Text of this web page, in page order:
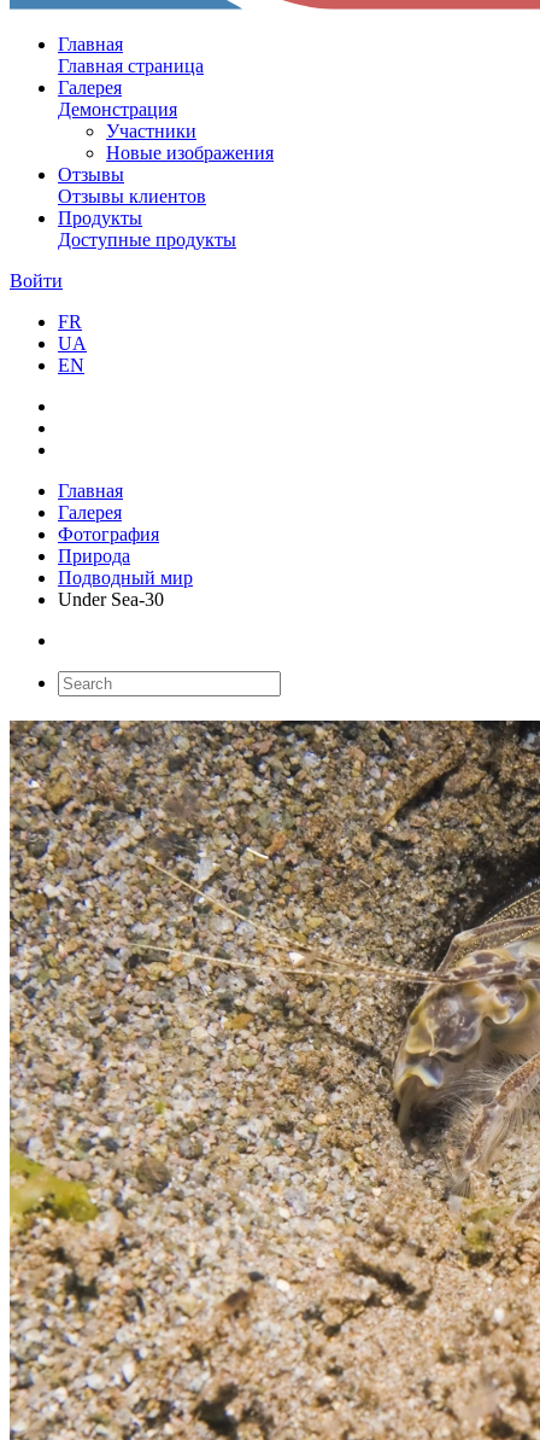
Главная
Главная страница
Галерея
Демонстрация
Участники
Новые изображения
Отзывы
Отзывы клиентов
Продукты
Доступные продукты
Войти
FR
UA
EN
Главная
Галерея
Фотография
Природа
Подводный мир
Under Sea-30